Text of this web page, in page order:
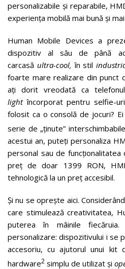
personalizabile și reparabile,
experiența mobilă mai bună și
Human Mobile Devices a
dispozitiv al său de până
carcasă ultra-cool,în stil
foarte mare realizare din punct
ați dorit vreodată ca
lightîncorporat pentru selfie-
folosit ca o consolă de jocuri?
serie de „ținute” interschimbabile
acestui an, puteți personaliza
personal sau de funcționalitatea
preț de doar 1399 RON,
tehnologică la un preț accesibil.
Și nu se oprește aici.
care stimulează creativitatea,
puterea în mâinile
personalizare: dispozitivului i se
accesoriu, cu ajutorul unui kit
hardware2 simplu de utilizat și